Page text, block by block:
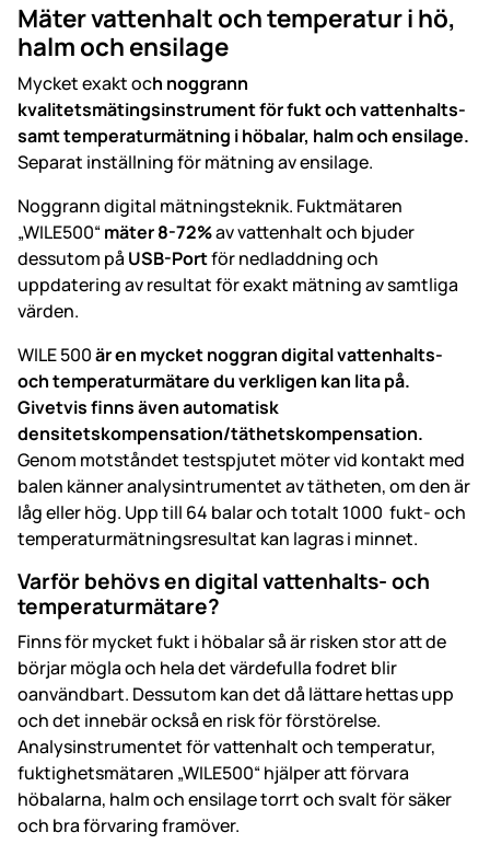
Mäter vattenhalt och temperatur i hö,
halm och ensilage
Mycket exakt och noggrann
kvalitetsmätingsinstrument för fukt och vattenhalts-
samt temperaturmätning i höbalar, halm och ensilage.
Separat inställning för mätning av ensilage.
Noggrann digital mätningsteknik. Fuktmätaren
„WILE500“mäter 8-72%av vattenhalt och bjuder
dessutom på USB-Portför nedladdning och
uppdatering av resultat för exakt mätning av samtliga
värden.
WILE 500är en mycket noggran digital vattenhalts-
och temperaturmätare du verkligen kan lita på.
Givetvis finns även automatisk
densitetskompensation/täthetskompensation.
Genom motståndet testspjutet möter vid kontakt med
balen känner analysintrumentet av tätheten, om den är
låg eller hög. Upp till 64 balar och totalt 1000 fukt- och
temperaturmätningsresultat kan lagras i minnet.
Varför behövs en digital vattenhalts- och
temperaturmätare?
Finns för mycket fukt i höbalar så är risken stor att de
börjar mögla och hela det värdefulla fodret blir
oanvändbart. Dessutom kan det då lättare hettas upp
och det innebär också en risk för förstörelse.
Analysinstrumentet för vattenhalt och temperatur,
fuktighetsmätaren „WILE500“ hjälper att förvara
höbalarna, halm och ensilage torrt och svalt för säker
och bra förvaring framöver.